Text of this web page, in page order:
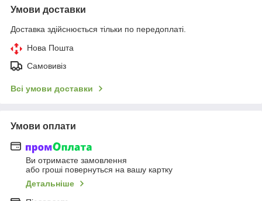
Умови доставки
Доставка здійснюється тільки по передоплаті.
Нова Пошта
Самовивіз
Всі умови доставки
Умови оплати
Ви отримаєте замовлення
або гроші повернуться на вашу картку
Детальніше